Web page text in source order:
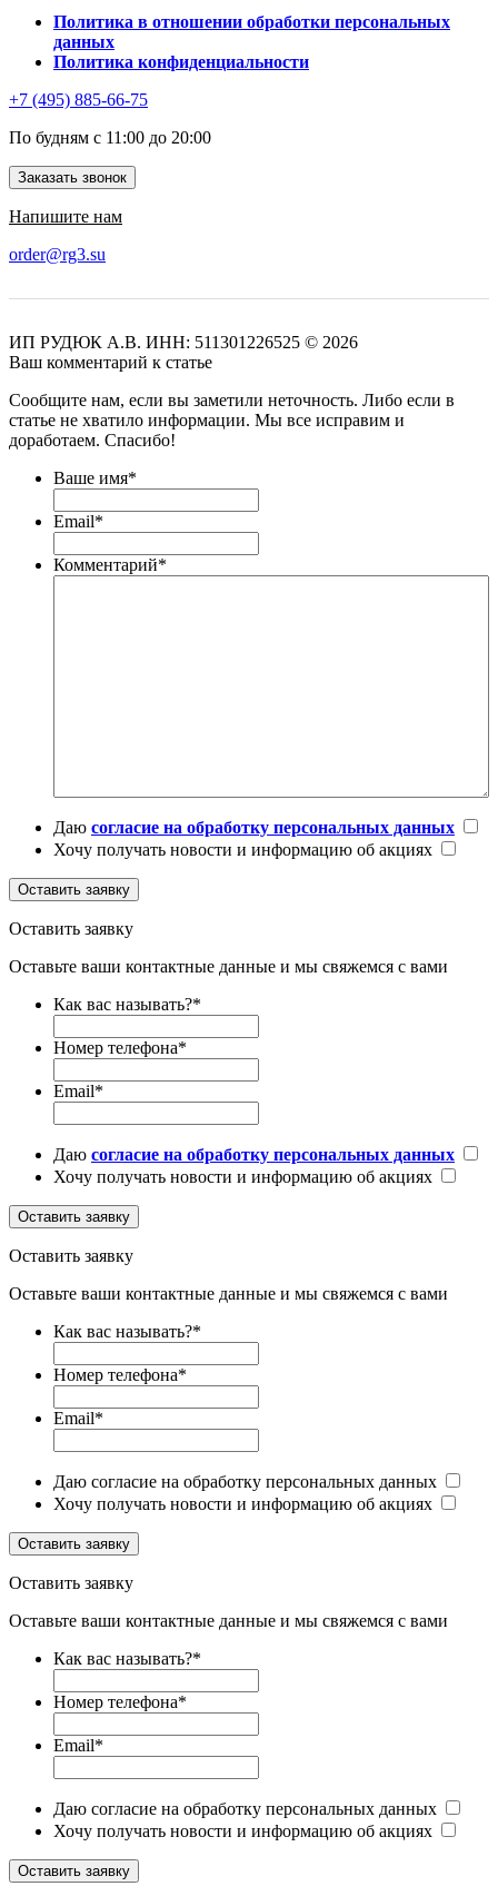
Политика в отношении обработки персональных
данных
Политика конфиденциальности
+7 (495) 885-66-75
По будням с 11:00 до 20:00
Заказать звонок
Напишите нам
order@rg3.su
ИП РУДЮК А.В. ИНН: 511301226525 © 2026
Ваш комментарий к статье
Сообщите нам, если вы заметили неточность. Либо если в
статье не хватило информации. Мы все исправим и
доработаем. Спасибо!
Ваше имя*
Email*
Комментарий*
Даю согласие на обработку персональных данных
Хочу получать новости и информацию об акциях
Оставить заявку
Оставить заявку
Оставьте ваши контактные данные и мы свяжемся с вами
Как вас называть?*
Номер телефона*
Email*
Даю согласие на обработку персональных данных
Хочу получать новости и информацию об акциях
Оставить заявку
Оставить заявку
Оставьте ваши контактные данные и мы свяжемся с вами
Как вас называть?*
Номер телефона*
Email*
Даю согласие на обработку персональных данных
Хочу получать новости и информацию об акциях
Оставить заявку
Оставить заявку
Оставьте ваши контактные данные и мы свяжемся с вами
Как вас называть?*
Номер телефона*
Email*
Даю согласие на обработку персональных данных
Хочу получать новости и информацию об акциях
Оставить заявку